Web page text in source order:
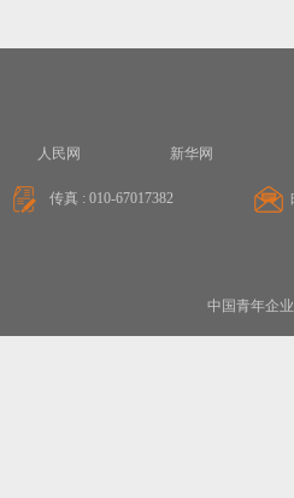
人民网 新华网
传真 : 010-67017382
中国青年企